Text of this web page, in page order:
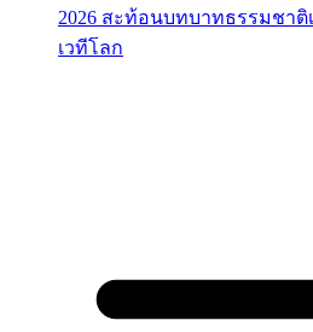
2026 สะท้อนบทบาทธรรมชาติ
เวทีโลก